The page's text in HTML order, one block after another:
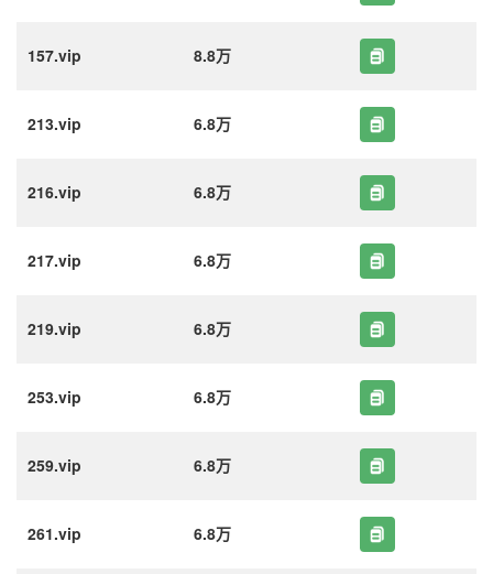
157.vip 8.8万
213.vip 6.8万
216.vip 6.8万
217.vip 6.8万
219.vip 6.8万
253.vip 6.8万
259.vip 6.8万
261.vip 6.8万